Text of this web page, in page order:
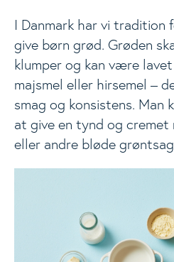
I Danmark har vi
give børn grød. Grøden
klumper og kan være
majsmel eller hirsemel –
smag og konsistens. Man
at give en tynd og cremet
eller andre bløde